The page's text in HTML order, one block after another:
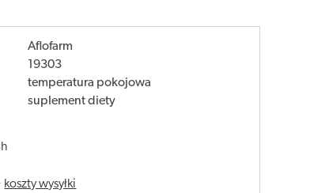
Aflofarm
19303
temperatura pokojowa
suplement diety
koszty wysyłki